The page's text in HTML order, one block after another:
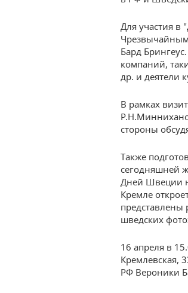
Для участия в
Бард
компаний,
др. и деятели
В рамках
стороны
Также
сегодняшней
Дней Швеции
Кремле
представлены
шведских
16 апреля в
Кремлевская,
РФ Вероники